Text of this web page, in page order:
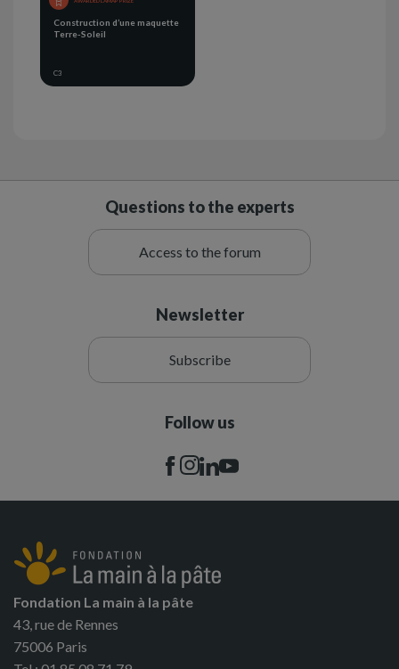
Construction d’une maquette
Terre-Soleil
C3
Questions to the experts
Access to the forum
Newsletter
Subscribe
Follow us
Fondation La main à la pâte
43, rue de Rennes
75006 Paris